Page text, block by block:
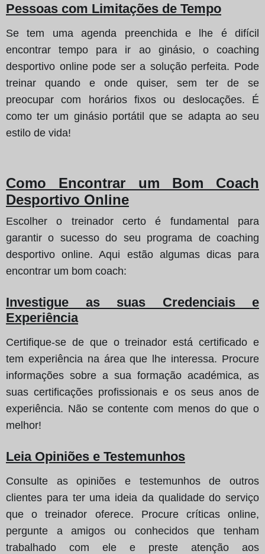
Pessoas com Limitações de Tempo
Se tem uma agenda preenchida e lhe é difícil
encontrar tempo para ir ao ginásio, o coaching
desportivo online pode ser a solução perfeita. Pode
treinar quando e onde quiser, sem ter de se
preocupar com horários fixos ou deslocações. É
como ter um ginásio portátil que se adapta ao seu
estilo de vida!
Como Encontrar um Bom Coach
Desportivo Online
Escolher o treinador certo é fundamental para
garantir o sucesso do seu programa de coaching
desportivo online. Aqui estão algumas dicas para
encontrar um bom coach:
Investigue as suas Credenciais e
Experiência
Certifique-se de que o treinador está certificado e
tem experiência na área que lhe interessa. Procure
informações sobre a sua formação académica, as
suas certificações profissionais e os seus anos de
experiência. Não se contente com menos do que o
melhor!
Leia Opiniões e Testemunhos
Consulte as opiniões e testemunhos de outros
clientes para ter uma ideia da qualidade do serviço
que o treinador oferece. Procure críticas online,
pergunte a amigos ou conhecidos que tenham
trabalhado com ele e preste atenção aos